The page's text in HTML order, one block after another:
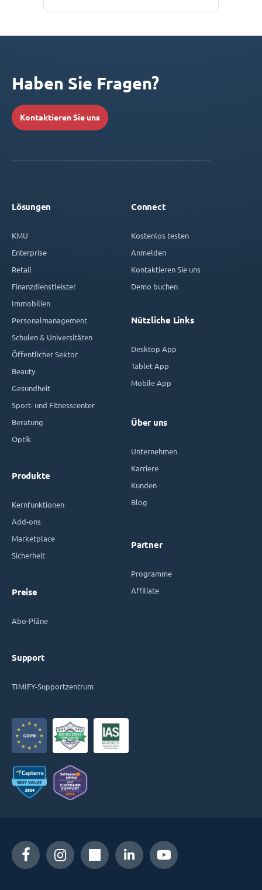
Haben Sie Fragen?
Kontaktieren Sie uns
Lösungen
KMU
Enterprise
Retail
Finanzdienstleister
Immobilien
Personalmanagement
Schulen & Universitäten
Öffentlicher Sektor
Beauty
Gesundheit
Sport- und Fitnesscenter
Beratung
Optik
Produkte
Kernfunktionen
Add-ons
Marketplace
Sicherheit
Preise
Abo-Pläne
Support
TIMIFY-Supportzentrum
Connect
Kostenlos testen
Anmelden
Kontaktieren Sie uns
Demo buchen
Nützliche Links
Desktop App
Tablet App
Mobile App
Über uns
Unternehmen
Karriere
Kunden
Blog
Partner
Programme
Affiliate